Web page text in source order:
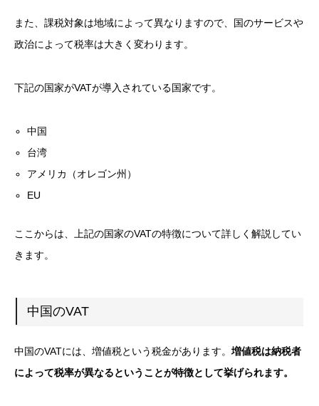
また、課税対象は地域によって異なりますので、国のサービスや
政治によって税率は大きく変わります。
下記の国家がVATが導入されている国家です。
中国
台湾
アメリカ（オレゴン州）
EU
ここからは、上記の国家のVATの特徴について詳しく解説してい
きます。
中国のVAT
中国のVATには、増値税という税金があります。 増値税は納税者
によって税率が異なるということが特徴として挙げられます。